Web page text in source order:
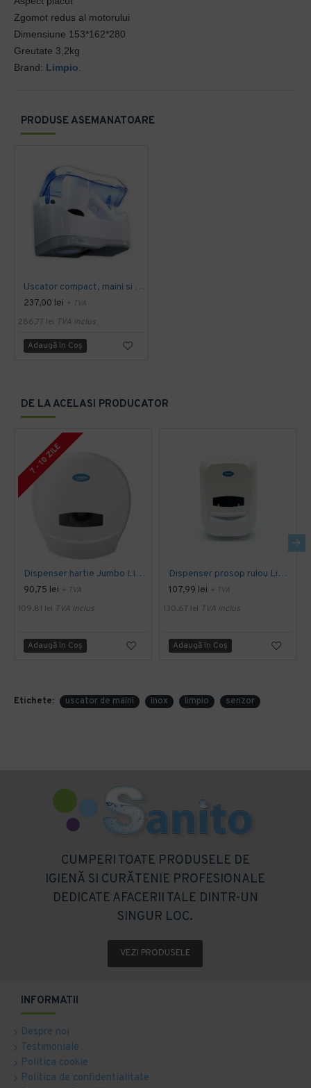
PRODUSE ASEMANATOARE
Uscator compact, maini si par, 1200 W, Limpio
237,00 lei + TVA
286,77 lei TVA inclus
Adaugă în Coş
DE LA ACELASI PRODUCATOR
7 - 10 ZILE
Dispenser hartie Jumbo LIMIPIO DP 1200 JS2
90,75 lei + TVA
109,81 lei TVA inclus
Adaugă în Coş
Dispenser prosop rulou Limpio
107,99 lei + TVA
130,67 lei TVA inclus
Adaugă în Coş
Zgomot redus al motorului
Dimensiune 153*162*280
Greutate 3,2kg
Brand: Limpio
Etichete: uscator de maini inox limpio senzor
CUMPERI TOATE PRODUSELE DE
IGIENĂ SI CURĂTENIE PROFESIONALE
DEDICATE AFACERII TALE DINTR-UN
SINGUR LOC.
VEZI PRODUSELE
INFORMATII
Despre noi
Testimoniale
Politica cookie
Politica de confidentialitate